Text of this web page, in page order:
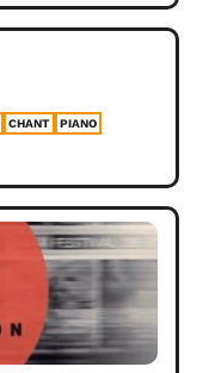
CHANT
PIANO